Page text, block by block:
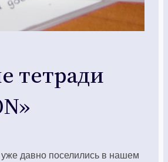
тетради
уже давно поселились в нашем